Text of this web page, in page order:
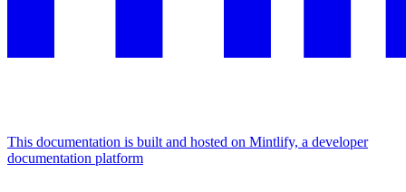
This documentation is built and hosted on Mintlify, a developer
documentation platform